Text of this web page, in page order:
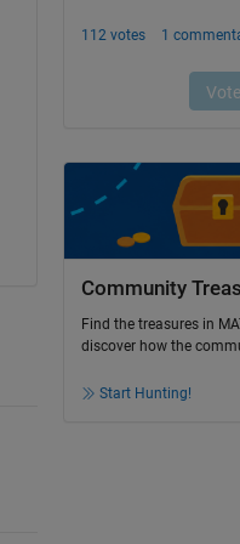
Community
Find the treasures in
discover how the
Start Hunting!